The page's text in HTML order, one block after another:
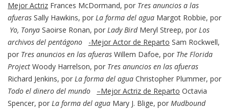
Mejor Actriz Frances McDormand, por Tres anuncios a las
afueras Sally Hawkins, por La forma del agua Margot Robbie, por
Yo, Tonya Saoirse Ronan, por Lady BirdMeryl Streep, por Los
archivos del pentágono
-Mejor Actor de Reparto Sam Rockwell,
por Tres anuncios en las afueras Willem Dafoe, por The Florida
Project Woody Harrelson, por Tres anuncios en las afueras
Richard Jenkins, por La forma del agua Christopher Plummer, por
Todo el dinero del mundo
–Mejor Actriz de Reparto Octavia
Spencer, por La forma del agua Mary J. Blige, por Mudbound